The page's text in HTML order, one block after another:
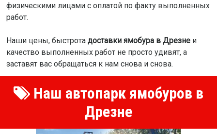
физическими лицами с оплатой по факту выполненных
работ.
Наши цены, быстрота доставки ямобура в Дрезнеи
качество выполненных работ не просто удивят, а
заставят вас обращаться к нам снова и снова.
Наш автопарк ямобуров в
Дрезне